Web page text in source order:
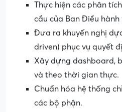
Thực hiện các phân
cầu của Ban Điều
Đưa ra khuyến nghị
driven) phục vụ quyết
Xây dựng dashboard,
và theo thời gian thực.
Chuẩn hóa hệ thống
các bộ phận.